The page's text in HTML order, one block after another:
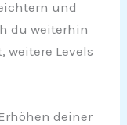
und
du weiterhin
weitere Levels
deiner